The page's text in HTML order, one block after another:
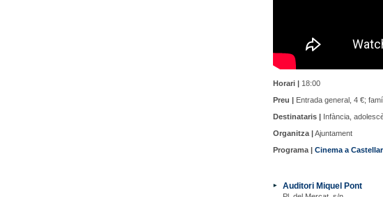
Horari | 18:00
Preu | Entrada general, 4 €;
Destinataris | Infància,
Organitza |Ajuntament
Programa | Cinema a Castellar
Auditori Miquel Pont